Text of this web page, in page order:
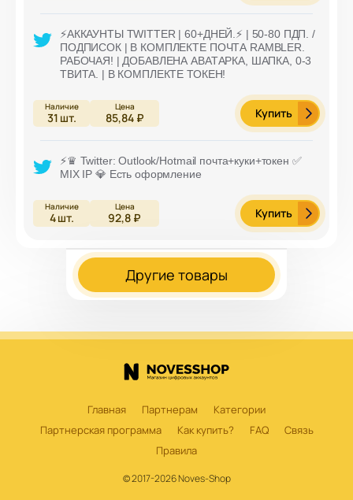
⚡️АККАУНТЫ TWITTER | 60+ДНЕЙ.⚡️ | 50-80 ПДП. /
ПОДПИСОК | В КОМПЛЕКТЕ ПОЧТА RAMBLER.
РАБОЧАЯ! | ДОБАВЛЕНА АВАТАРКА, ШАПКА, 0-3
ТВИТА. | В КОМПЛЕКТЕ ТОКЕН!
31 шт. 85,84 ₽ Купить
⚡️♛ Twitter: Outlook/Hotmail почта+куки+токен ✅
MIX IP 💎 Есть оформление
4шт. 92,8 ₽ Купить
Другие товары
Главная Партнерам
Категории
Партнерская программа
Как купить? FAQ
Связь
Правила
© 2017-2026 Noves-Shop